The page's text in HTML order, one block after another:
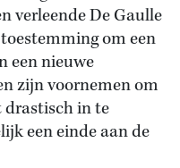
verleende De Gaulle
om een
een nieuwe
zijn voornemen om
in te
een einde aan de